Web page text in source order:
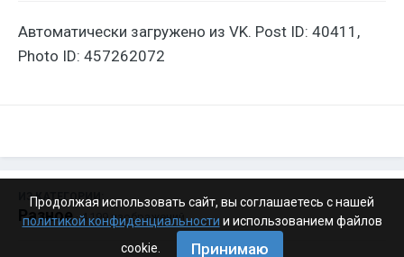
Автоматически загружено из VK. Post ID: 40411,
Photo ID: 457262072
ИЗ КАТЕГОРИИ:
Разное · 4 199 изображений
Продолжая использовать сайт, вы соглашаетесь с нашей
политикой конфиденциальности и использованием файлов
cookie.
Принимаю